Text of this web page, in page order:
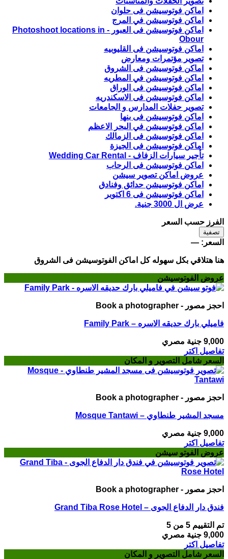
اماكن فوتوسيشن فى حلوان
اماكن فوتوسيشن في المرج
اماكن فوتوسيشن فى العبور - Photoshoot locations in
Obour
اماكن فوتوسيشن فى القليوبيه
تصوير مؤتمرات ومعارض
اماكن فوتوسيشن فى الشروق
اماكن فوتوسيشن في المطريه
اماكن فوتوسيشن فى الوراق
اماكن فوتوسيشن فى الاسكندريه
تصوير حفلات المدارس و الجامعات
اماكن فوتوسيشن فى بنها
اماكن فوتوسيشن في البحر الاعظم
اماكن فوتوسيشن فى الزمالك
اماكن فوتوسيشن فى الجيزة
تأجير سيارات الزفاف - Wedding Car Rental
اماكن فوتوسيشن فى الرحاب
عروض اماكن تصوير سيشن
اماكن فوتوسيشن حدائق وفنادق
اماكن فوتوسيشن فى 6 اكتوبر
عرض ال 3000 جنية.
الفرز حسب السعر
أدنى
سعر
أعلى
سعر
تصفية
السعر: —
هنا هتلاقي بكل سهوله كل اماكن الفوتوسيشن فى الشروق
عروض الفوتوسيشن
احجز مصور - Book a photographer
فاميلي بارك حديقه الاسره – Family Park
9,000 جنية مصري
تفاصيل اكتر
السعر شامل التصوير و المكان
احجز مصور - Book a photographer
مسجد المشير طنطاوي – Mosque Tantawi
9,000 جنية مصري
تفاصيل اكتر
عروض الفوتو سيشن
احجز مصور - Book a photographer
فندق دار الدفاع الجوى – Grand Tiba Rose Hotel
تم التقييم 5 من 5
9,000 جنية مصري
تفاصيل اكتر
السعر شامل التصوير و المكان